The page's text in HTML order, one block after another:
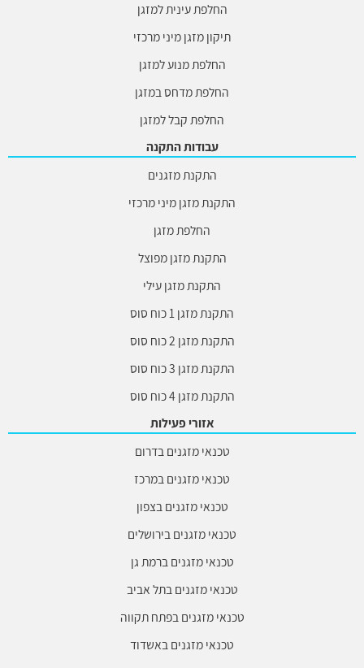
החלפת עינית למזגן
תיקון מזגן מיני מרכזי
החלפת מנוע למזגן
החלפת מדחס במזגן
החלפת קבל למזגן
עבודות התקנה
התקנת מזגנים
התקנת מזגן מיני מרכזי
החלפת מזגן
התקנת מזגן מפוצל
התקנת מזגן עילי
התקנת מזגן 1 כוח סוס
התקנת מזגן 2 כוח סוס
התקנת מזגן 3 כוח סוס
התקנת מזגן 4 כוח סוס
אזורי פעילות
טכנאי מזגנים בדרום
טכנאי מזגנים במרכז
טכנאי מזגנים בצפון
טכנאי מזגנים בירושלים
טכנאי מזגנים ברמת גן
טכנאי מזגנים בתל אביב
טכנאי מזגנים בפתח תקווה
טכנאי מזגנים באשדוד